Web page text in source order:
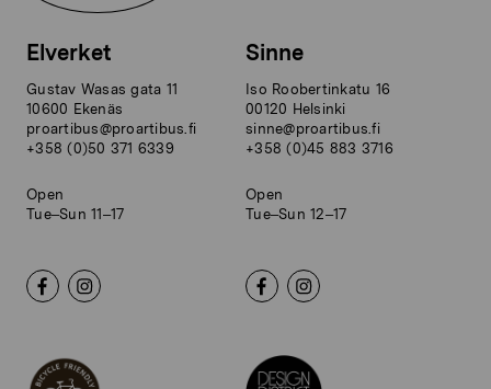
Elverket
Gustav Wasas gata 11
10600 Ekenäs
proartibus@proartibus.fi
+358 (0)50 371 6339
Open
Tue–Sun 11–17
Sinne
Iso Roobertinkatu 16
00120 Helsinki
sinne@proartibus.fi
+358 (0)45 883 3716
Open
Tue–Sun 12–17